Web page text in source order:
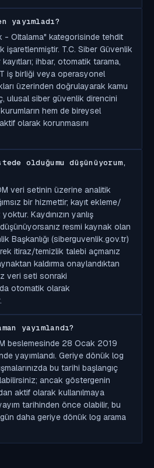
yayımladı?
- Oltalama" kategorisinde tehdit
işaretlenmiştir. T.C. Siber Güvenlik
kayıtları; ihbar, otomatik tarama,
iş birliği veya operasyonel
üzerinden doğrulayarak kamu
ulusal siber güvenlik direncini
hem de bireysel
olarak korunmasını
olduğumu düşünüyorum,
veri setinin üzerine analitik
bir hizmettir; kayıt ekleme/
Kaydınızın yanlış
düşünüyorsanız resmi kaynak olan
Başkanlığı (siberguvenlik.gov.tr)
itiraz/temizlik talebi açmanız
kaldırma onaylandıktan
veri seti sonraki
otomatik olarak
yayımlandı?
beslemesinde 28 Ocak 2019
yayımlandı. Geriye dönük log
bu tarihi başlangıç
ancak göstergenin
aktif olarak kullanılmaya
tarihinden önce olabilir, bu
daha geriye dönük log arama